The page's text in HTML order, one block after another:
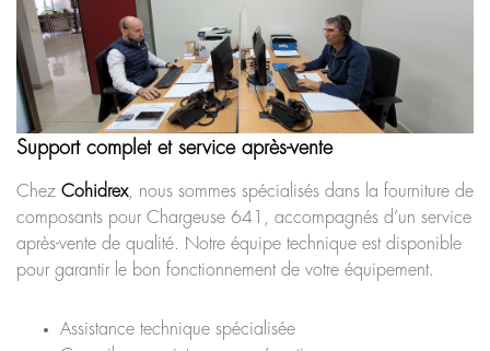
Support complet et service après-vente
Chez Cohidrex, nous sommes spécialisés dans la fourniture de
composants pour Chargeuse 641, accompagnés d’un service
après-vente de qualité. Notre équipe technique est disponible
pour garantir le bon fonctionnement de votre équipement.
Assistance technique spécialisée